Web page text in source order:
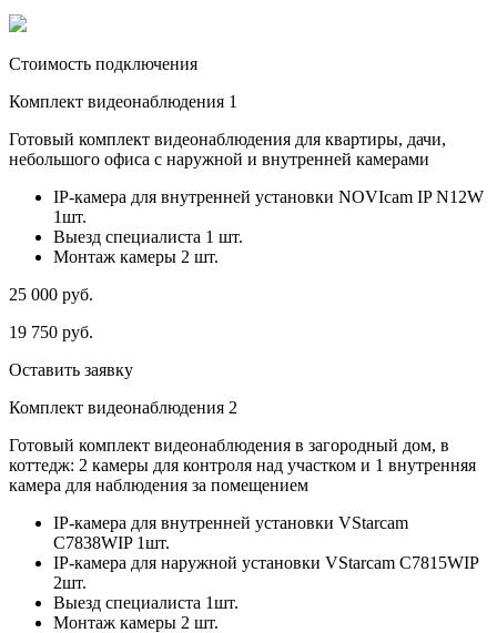
Стоимость подключения
Комплект видеонаблюдения 1
Готовый комплект видеонаблюдения для квартиры, дачи,
небольшого офиса с наружной и внутренней камерами
IP-камера для внутренней установки NOVIcam IP N12W
1шт.
Выезд специалиста 1 шт.
Монтаж камеры 2 шт.
25 000 руб.
19 750 руб.
Оставить заявку
Комплект видеонаблюдения 2
Готовый комплект видеонаблюдения в загородный дом, в
коттедж: 2 камеры для контроля над участком и 1 внутренняя
камера для наблюдения за помещением
IP-камера для внутренней установки VStarcam
C7838WIP 1шт.
IP-камера для наружной установки VStarcam C7815WIP
2шт.
Выезд специалиста 1шт.
Монтаж камеры 2 шт.